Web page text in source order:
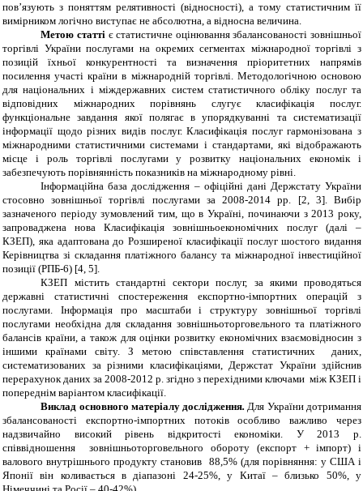
пов’язують з поняттям релятивності (відносності), а тому статистичним її
вимірником логічно виступає не абсолютна, а відносна величина.
Метою статтіє статистичне оцінювання збалансованості зовнішньої
торгівлі України послугами на окремих сегментах міжнародної торгівлі з
позицій їхньої конкурентності та визначення пріоритетних напрямів
посилення участі країни в міжнародній торгівлі. Методологічною основою
для національних і міждержавних систем статистичного обліку послуг та
відповідних міжнародних порівнянь слугує класифікація послуг.
функціональне завдання якої полягає в упорядкуванні та систематизації
інформації щодо різних видів послуг. Класифікація послуг гармонізована з
міжнародними статистичними системами і стандартами, які відображають
місце і роль торгівлі послугами у розвитку національних економік і
забезпечують порівнянність показників на міжнародному рівні.
Інформаційна база дослідження – офіційні дані Держстату України
стосовно зовнішньої торгівлі послугами за 2008-2014 рр. [2, 3]. Вибір
зазначеного періоду зумовлений тим, що в Україні, починаючи з 2013 року,
запроваджена нова Класифікація зовнішньоекономічних послуг (далі –
КЗЕП), яка адаптована до Розширеної класифікації послугшостого видання
Керівництва зі складання платіжного балансу та міжнародної інвестиційної
позиції (РПБ-6) [4, 5].
КЗЕП містить стандартні сектори послуг, за якими проводяться
державні статистичні спостереження експортно-імпортних операцій з
послугами. Інформація про масштаби і структуру зовнішньої торгівлі
послугами необхідна для складання зовнішньоторговельного та платіжного
балансів країни, а також для оцінки розвитку економічних взаємовідносин з
іншими країнами світу. З метою співставлення статистичних даних,
систематизованих за різними класифікаціями, Держстат України здійснив
перерахунок даних за 2008-2012 р. згідно з перехідними ключами між КЗЕП і
попереднім варіантом класифікації.
Виклад основного матеріалу дослідження. Для України дотримання
збалансованості експортно-імпортних потоків особливо важливо через
надзвичайно високий рівень відкритості економіки. У 2013 р.
співвідношення зовнішньоторговельного обороту (експорт + імпорт) і
валового внутрішнього продукту становив 88,5% (для порівняння: у США і
Японії він коливається в діапазоні 24-25%, у Китаї – близько 50%, у